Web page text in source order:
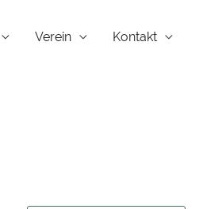
Verein Kontakt